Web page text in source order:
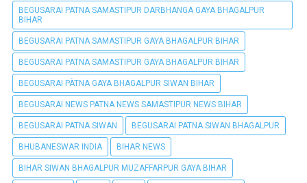
BEGUSARAI PATNA SAMASTIPUR DARBHANGA GAYA BHAGALPUR
BIHAR
BEGUSARAI PATNA SAMASTIPUR GAYA BHAGALPUR BIHAR
BEGUSARAI PATNA SAMASTIPUR GAYA BHAGALPUR BIHAR
BEGUSARAI PÀTNA GAYA BHAGALPUR SIWAN BIHAR
BEGUSARAI NEWS PATNA NEWS SAMASTIPUR NEWS BIHAR
BEGUSARAI PATNA SIWAN BEGUSARAI PATNA SIWAN BHAGALPUR
BHUBANESWAR INDIA BIHAR NEWS
BIHAR SIWAN BHAGALPUR MUZAFFARPUR GAYA BIHAR